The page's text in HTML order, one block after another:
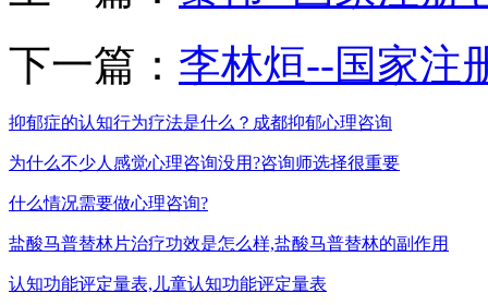
下一篇： 李林烜--国家注
抑郁症的认知行为疗法是什么？成都抑郁心理咨询
为什么不少人感觉心理咨询没用?咨询师选择很重要
什么情况需要做心理咨询?
盐酸马普替林片治疗功效是怎么样,盐酸马普替林的副作用
认知功能评定量表,儿童认知功能评定量表